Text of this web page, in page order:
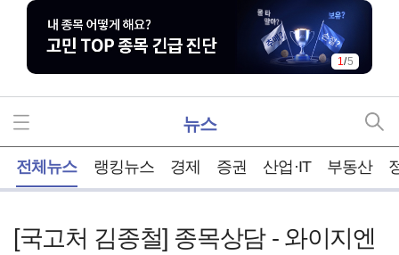
1/5
뉴스
전체뉴스 랭킹뉴스 경제 증권 산업·IT 부동산
[국고처 김종철] 종목상담 - 와이지엔